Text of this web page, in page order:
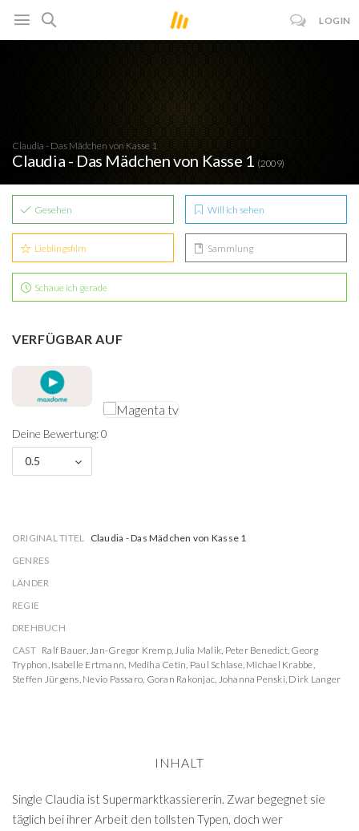
LOGIN
Claudia - Das Mädchen von Kasse 1
Claudia - Das Mädchen von Kasse 1 (2009)
Gesehen Will ich sehen
Lieblingsfilm Sammlung
Schaue ich gerade
VERFÜGBAR AUF
Deine Bewertung: 0
0.5
ORIGINAL TITEL Claudia - Das Mädchen von Kasse 1
GENRES
LÄNDER
REGIE
DREHBUCH
CAST Ralf Bauer,Jan-Gregor Kremp,Julia Malik, Peter Benedict, Georg
Tryphon, Isabelle Ertmann, Mediha Cetin, Paul Schlase, Michael Krabbe,
Steffen Jürgens, Nevio Passaro, Goran Rakonjac, Johanna Penski, Dirk Langer
INHALT
Single Claudia ist Supermarktkassiererin. Zwar begegnet sie
täglich bei ihrer Arbeit den tollsten Typen, doch wer